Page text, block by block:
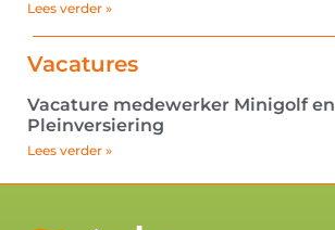
Lees verder »
Vacatures
Vacature medewerker Minigolf en
Pleinversiering
Lees verder »